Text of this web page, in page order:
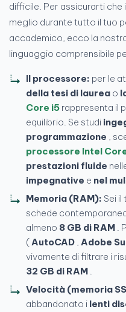
difficile. Per assicurarti che
meglio durante tutto il tuo
accademico, ecco la
linguaggio comprensibile
Il processore: per le
della tesi di laurea o
Core i5 rappresenta il
equilibrio. Se studi
programmazione ,
processore Intel
prestazioni fluide
impegnative e nel
Memoria (RAM): Sei il
schede
almeno 8 GB di RAM .
(AutoCAD , Adobe
vivamente di filtrare i
32 GB di RAM .
Velocità (memoria
abbandonato i lenti